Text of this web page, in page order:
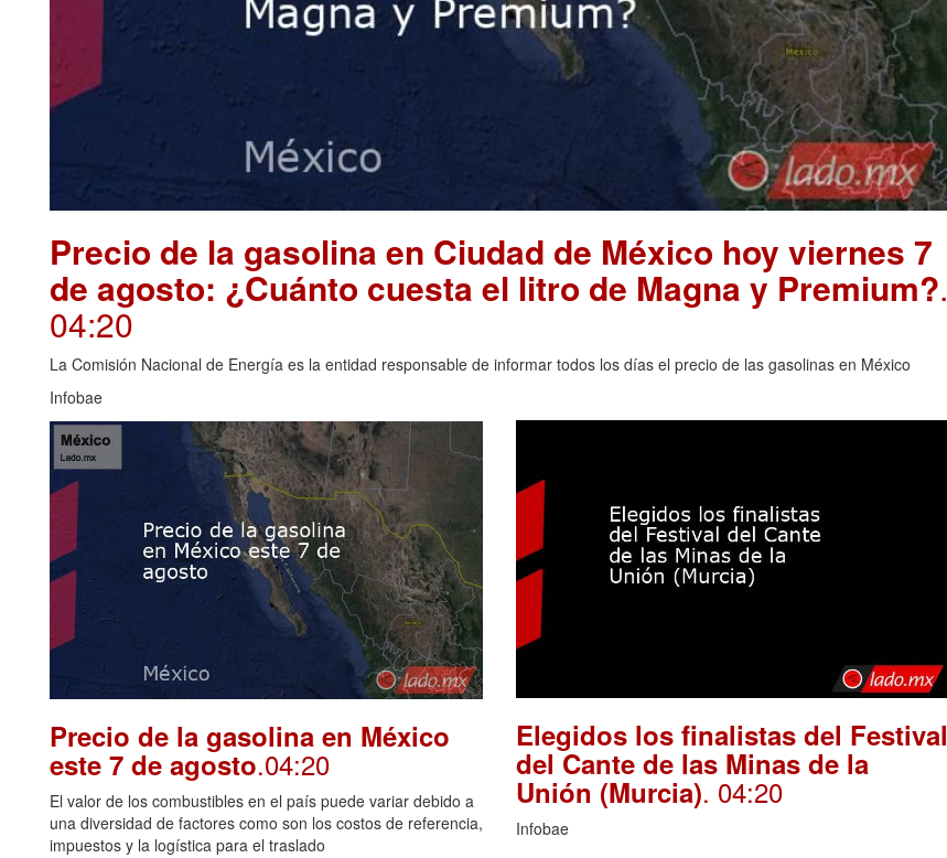
Precio de la gasolina en Ciudad de México hoy viernes 7
de agosto: ¿Cuánto cuesta el litro de Magna y Premium?.
04:20
La Comisión Nacional de Energía es la entidad responsable de informar todos los días el precio de las gasolinas en México
Infobae
Precio de la gasolina en México
este 7 de agosto.04:20
El valor de los combustibles en el país puede variar debido a
una diversidad de factores como son los costos de referencia,
impuestos y la logística para el traslado
Elegidos los finalistas del Festival
del Cante de las Minas de la
Unión (Murcia). 04:20
Infobae